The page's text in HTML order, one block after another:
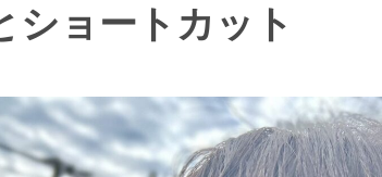
ショートカット